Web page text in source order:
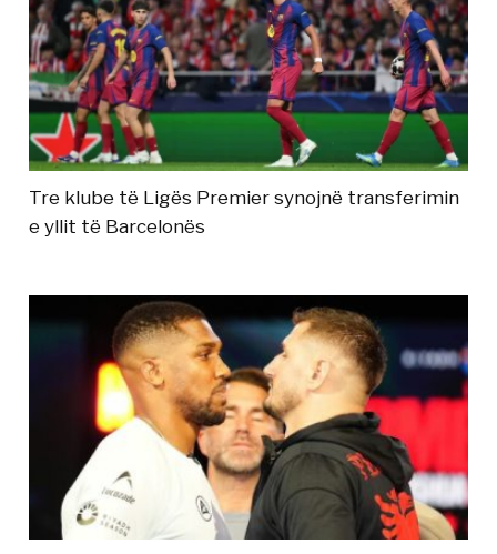
Tre klube të Ligës Premier synojnë transferimin
e yllit të Barcelonës